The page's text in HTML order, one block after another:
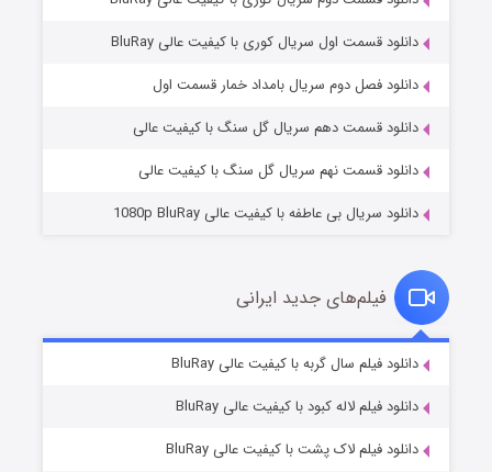
مردگان متحرک: شهر مرده ۳
قسمت۲ (زیرنویس) منتشر شد
قسمت۷ (زیرنویس) منتشر شد
دانلود قسمت اول سریال کوری با کیفیت عالی BluRay
دانلود فصل دوم سریال بامداد خمار قسمت اول
دانلود قسمت دهم سریال گل سنگ با کیفیت عالی
دانلود قسمت نهم سریال گل سنگ با کیفیت عالی
دانلود سریال بی عاطفه با کیفیت عالی 1080p BluRay
فیلم‌های جدید ایرانی
دانلود فیلم سال گربه با کیفیت عالی BluRay
دانلود فیلم لاله کبود با کیفیت عالی BluRay
دانلود فیلم لاک پشت با کیفیت عالی BluRay